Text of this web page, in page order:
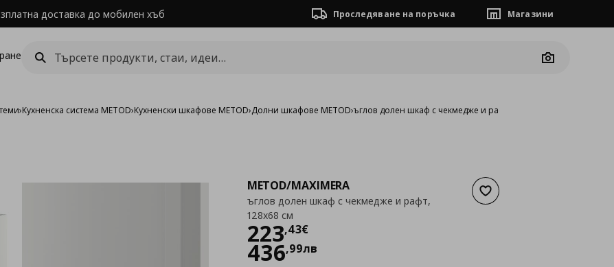
доставка до мобилен хъб Проследяване на поръчка Магазини
Camera
›Кухненска система METOD›Кухненски шкафове METOD›Долни шкафове METOD›ъглов долен шкаф с чекмедже и рафт, 128x68 см
Добави към списъка с
METOD/MAXIMERA
ъглов долен шкаф с чекмедже и рафт,
128x68 см
223,43€
Цена
436,99лв